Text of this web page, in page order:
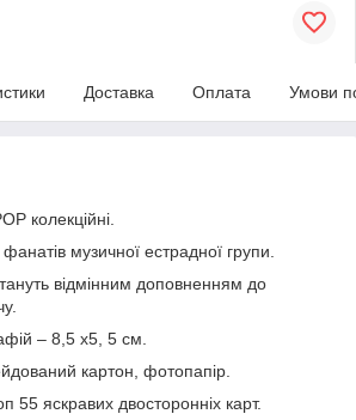
Доставка Оплата Умови
колекційні.
музичної естрадної групи.
відмінним доповненням до
– 8,5 х5, 5 см.
картон, фотопапір.
55 яскравих двосторонніх карт.